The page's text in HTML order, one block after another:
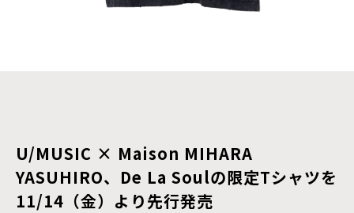
U/MUSIC × Maison MIHARA
YASUHIRO、De La Soulの限定Tシャツを
11/14（金）より先行発売